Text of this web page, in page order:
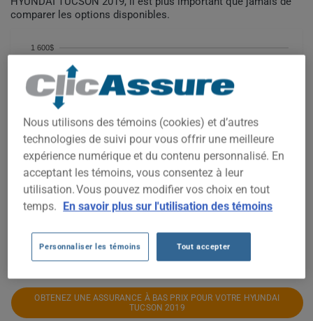
comparer les options disponibles.
2021 2022 2024 2025
1 100$
1 200$
1 300$
1 500$
1 600$
OBTENEZ UNE ASSURANCE À BAS PRIX POUR VOTRE HYUNDAI
TUCSON 2019
Nous utilisons des témoins (cookies) et d’autres
technologies de suivi pour vous offrir une meilleure
expérience numérique et du contenu personnalisé. En
acceptant les témoins, vous consentez à leur
utilisation. Vous pouvez modifier vos choix en tout
temps. En savoir plus sur l'utilisation des témoins
Personnaliser les témoins Tout accepter